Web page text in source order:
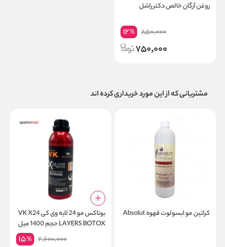
روغن آرگان خالص دکتر راشل
850,000
12%
750,000
مشتریانی که از این مورد خریداری کرده اند
کراتین مو ابسولوت قهوه Absolut
بوتاکس مو 24 لایه وی کی VK X24
LAYERS BOTOX حجم 1400 میل
2,600,000
15%